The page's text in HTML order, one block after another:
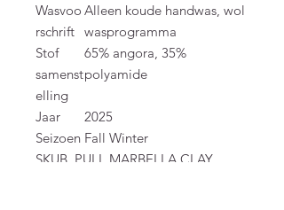
Wasvoo
rschrift
Alleen koude handwas, wol
wasprogramma
Stof
samenst
elling
65% angora, 35%
polyamide
Jaar
2025
Seizoen Fall Winter
SKUB_PULL MARBELLA CLAY